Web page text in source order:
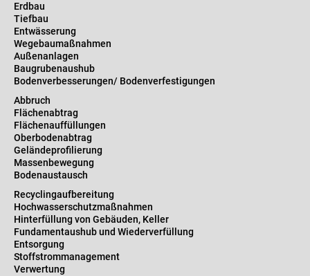
Erdbau
Tiefbau
Entwässerung
Wegebaumaßnahmen
Außenanlagen
Baugrubenaushub
Bodenverbesserungen/ Bodenverfestigungen
Abbruch
Flächenabtrag
Flächenauffüllungen
Oberbodenabtrag
Geländeprofilierung
Massenbewegung
Bodenaustausch
Recyclingaufbereitung
Hochwasserschutzmaßnahmen
Hinterfüllung von Gebäuden, Keller
Fundamentaushub und Wiederverfüllung
Entsorgung
Stoffstrommanagement
Verwertung